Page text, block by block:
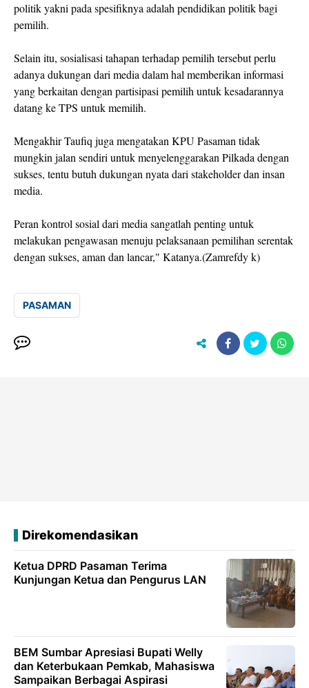
politik yakni pada spesifiknya adalah pendidikan politik bagi
pemilih.
Selain itu, sosialisasi tahapan terhadap pemilih tersebut perlu
adanya dukungan dari media dalam hal memberikan informasi
yang berkaitan dengan partisipasi pemilih untuk kesadarannya
datang ke TPS untuk memilih.
Mengakhir Taufiq juga mengatakan KPU Pasaman tidak
mungkin jalan sendiri untuk menyelenggarakan Pilkada dengan
sukses, tentu butuh dukungan nyata dari stakeholder dan insan
media.
Peran kontrol sosial dari media sangatlah penting untuk
melakukan pengawasan menuju pelaksanaan pemilihan serentak
dengan sukses, aman dan lancar," Katanya.(Zamrefdy k)
PASAMAN
Direkomendasikan
Ketua DPRD Pasaman Terima
Kunjungan Ketua dan Pengurus LAN
BEM Sumbar Apresiasi Bupati Welly
dan Keterbukaan Pemkab, Mahasiswa
Sampaikan Berbagai Aspirasi